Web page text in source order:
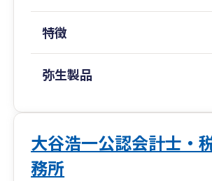
特徴
弥生製品
大谷浩一公認会計士・
務所